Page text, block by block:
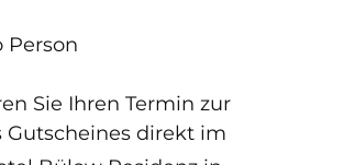
Person
Sie Ihren Termin zur
Gutscheines direkt im